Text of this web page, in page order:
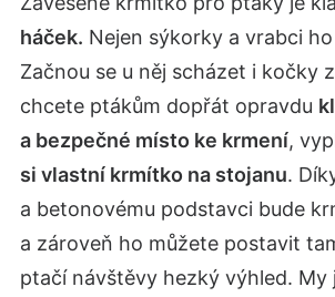
háček. Nejen sýkorky a vrabci
Začnou se u něj scházet i kočky
chcete ptákům dopřát opravdu
a bezpečné místo ke krmení,
si vlastní krmítko na stojanu.
a betonovému podstavci bude
a zároveň ho můžete postavit
ptačí návštěvy hezký výhled. My